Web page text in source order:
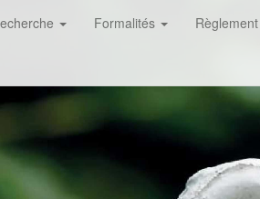
Formalités